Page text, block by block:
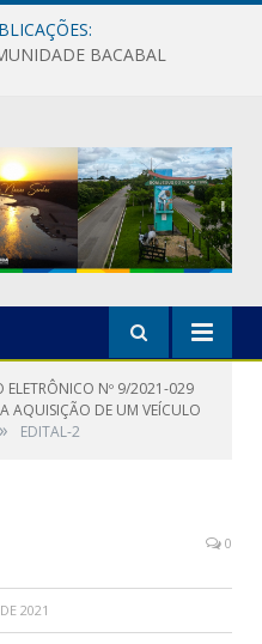
BACABAL
ELETRÔNICO Nº 9/2021-029
AQUISIÇÃO DE UM VEÍCULO
» EDITAL-2
0
2021